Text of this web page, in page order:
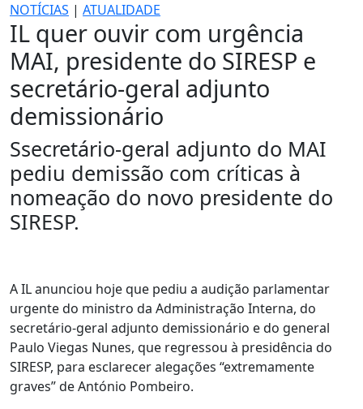
NOTÍCIAS | ATUALIDADE
IL quer ouvir com urgência
MAI, presidente do SIRESP e
secretário-geral adjunto
demissionário
Ssecretário-geral adjunto do MAI
pediu demissão com críticas à
nomeação do novo presidente do
SIRESP.
A IL anunciou hoje que pediu a audição parlamentar
urgente do ministro da Administração Interna, do
secretário-geral adjunto demissionário e do general
Paulo Viegas Nunes, que regressou à presidência do
SIRESP, para esclarecer alegações “extremamente
graves” de António Pombeiro.